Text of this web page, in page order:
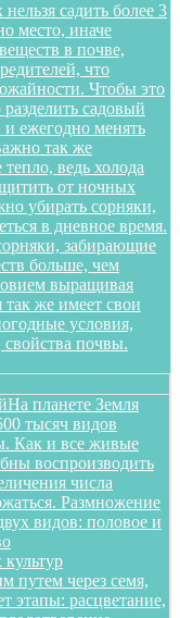
садить более 3
место, иначе
в почве,
что
Чтобы это
садовый
и ежегодно менять
так же
ведь холода
от ночных
убирать сорняки,
в дневное время.
забирающие
больше, чем
выращивая
так же имеет свои
условия,
почвы.
На планете Земля
тысяч видов
Как и все живые
воспроизводить
числа
Размножение
видов: половое и
культур
путем через семя,
этапы: расцветание,